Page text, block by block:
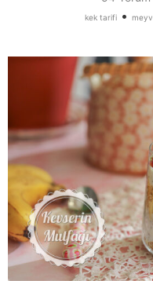
kek tarifi •